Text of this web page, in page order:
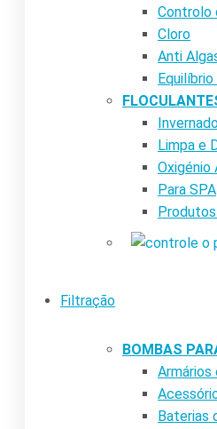
Controlo
Cloro
Anti
Limpa e
Oxigénio
Para SPA
Filtração
BOMBAS
Armários
Baterias